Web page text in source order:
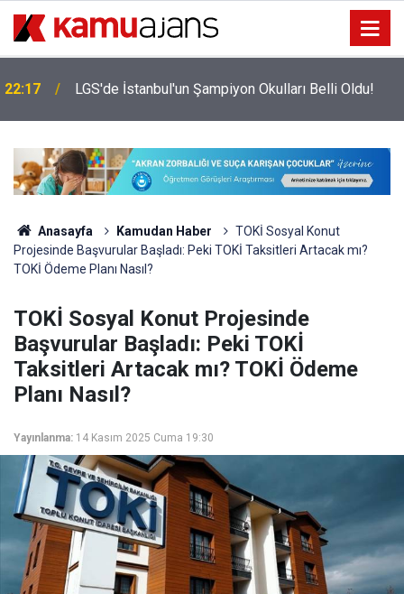
22:17 LGS'de İstanbul'un Şampiyon Okulları Belli Oldu!
Anasayfa Kamudan Haber
TOKİ Sosyal Konut
Projesinde Başvurular Başladı: Peki TOKİ Taksitleri Artacak mı?
TOKİ Ödeme Planı Nasıl?
TOKİ Sosyal Konut Projesinde
Başvurular Başladı: Peki TOKİ
Taksitleri Artacak mı? TOKİ Ödeme
Planı Nasıl?
Yayınlanma: 14 Kasım 2025 Cuma 19:30